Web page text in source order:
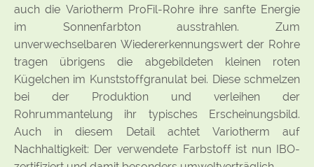
auch die Variotherm ProFil-Rohre ihre sanfte Energie
im Sonnenfarbton ausstrahlen. Zum
unverwechselbaren Wiedererkennungswert der Rohre
tragen übrigens die abgebildeten kleinen roten
Kügelchen im Kunststoffgranulat bei. Diese schmelzen
bei der Produktion und verleihen der
Rohrummantelung ihr typisches Erscheinungsbild.
Auch in diesem Detail achtet Variotherm auf
Nachhaltigkeit: Der verwendete Farbstoff ist nun IBO-